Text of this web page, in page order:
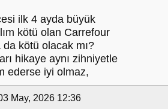
ilk 4 ayda büyük
kötü olan Carrefour
da kötü olacak mı?
hikaye aynı zihniyetle
ederse iyi olmaz,
May, 2026 12:36